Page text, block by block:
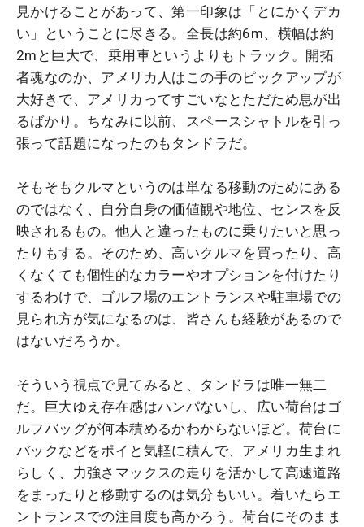
見かけることがあって、第一印象は「とにかくデカ
い」ということに尽きる。全長は約6m、横幅は約
2mと巨大で、乗用車というよりもトラック。開拓
者魂なのか、アメリカ人はこの手のピックアップが
大好きで、アメリカってすごいなとただため息が出
るばかり。ちなみに以前、スペースシャトルを引っ
張って話題になったのもタンドラだ。
そもそもクルマというのは単なる移動のためにある
のではなく、自分自身の価値観や地位、センスを反
映されるもの。他人と違ったものに乗りたいと思っ
たりもする。そのため、高いクルマを買ったり、高
くなくても個性的なカラーやオプションを付けたり
するわけで、ゴルフ場のエントランスや駐車場での
見られ方が気になるのは、皆さんも経験があるので
はないだろうか。
そういう視点で見てみると、タンドラは唯一無二
だ。巨大ゆえ存在感はハンパないし、広い荷台はゴ
ルフバッグが何本積めるかわからないほど。荷台に
バックなどをポイと気軽に積んで、アメリカ生まれ
らしく、力強さマックスの走りを活かして高速道路
をまったりと移動するのは気分もいい。着いたらエ
ントランスでの注目度も高かろう。荷台にそのまま